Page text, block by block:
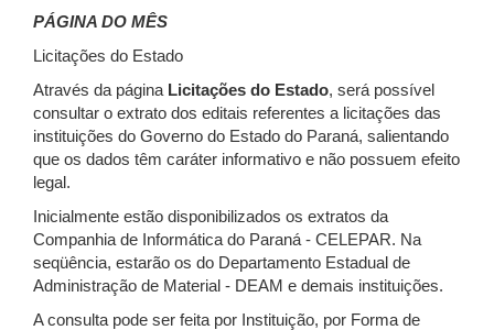
PÁGINA DO MÊS
Licitações do Estado
Através da página Licitações do Estado, será possível
consultar o extrato dos editais referentes a licitações das
instituições do Governo do Estado do Paraná, salientando
que os dados têm caráter informativo e não possuem efeito
legal.
Inicialmente estão disponibilizados os extratos da
Companhia de Informática do Paraná - CELEPAR. Na
seqüência, estarão os do Departamento Estadual de
Administração de Material - DEAM e demais instituições.
A consulta pode ser feita por Instituição, por Forma de